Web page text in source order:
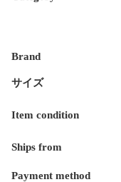
Brand
サイズ
Item condition
Ships from
Payment method